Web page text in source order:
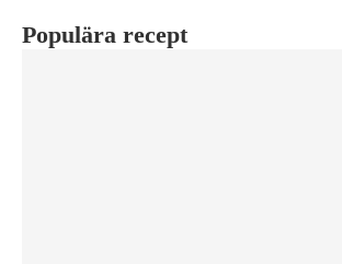
Populära recept